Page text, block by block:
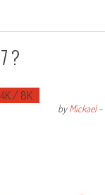
?
/ 8K
byMickael-